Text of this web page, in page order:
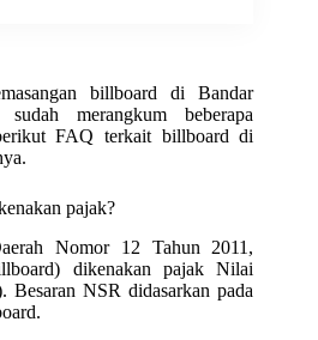
billboard di Bandar
merangkum beberapa
FAQ terkait billboard di
pajak?
Nomor 12 Tahun 2011,
dikenakan pajak Nilai
Besaran NSR didasarkan pada